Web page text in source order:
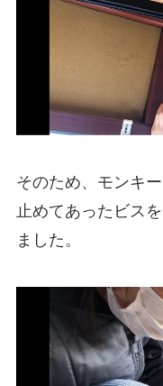
そのため、モンキ
止めてあったビス
ました。